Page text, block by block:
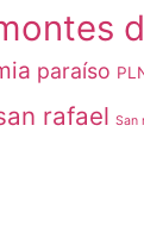
paraíso
rafael San